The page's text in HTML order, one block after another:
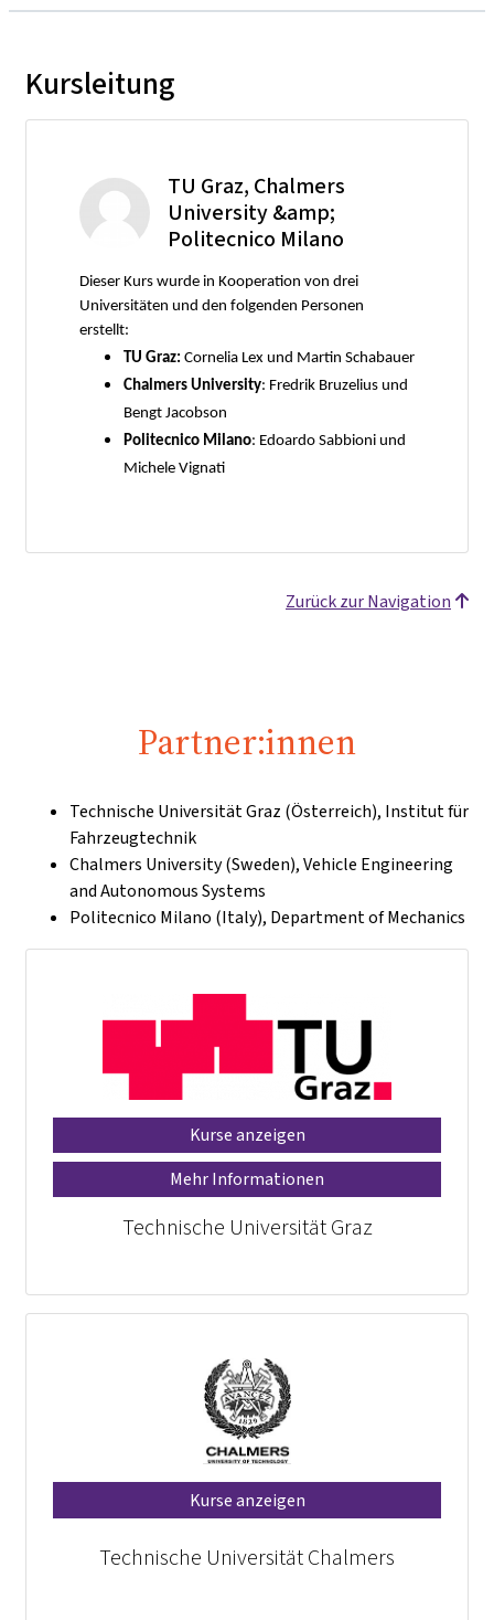
Kursleitung
TU Graz, Chalmers
University &amp;
Politecnico Milano
Dieser Kurs wurde in Kooperation von drei
Universitäten und den folgenden Personen
erstellt:
TU Graz: Cornelia Lex und Martin Schabauer
Chalmers University: Fredrik Bruzelius und
Bengt Jacobson
Politecnico Milano: Edoardo Sabbioni und
Michele Vignati
Zurück zur Navigation
Partner:innen
Technische Universität Graz (Österreich), Institut für
Fahrzeugtechnik
Chalmers University (Sweden), Vehicle Engineering
and Autonomous Systems
Politecnico Milano (Italy), Department of Mechanics
Kurse anzeigen
Mehr Informationen
Technische Universität Graz
Kurse anzeigen
Technische Universität Chalmers